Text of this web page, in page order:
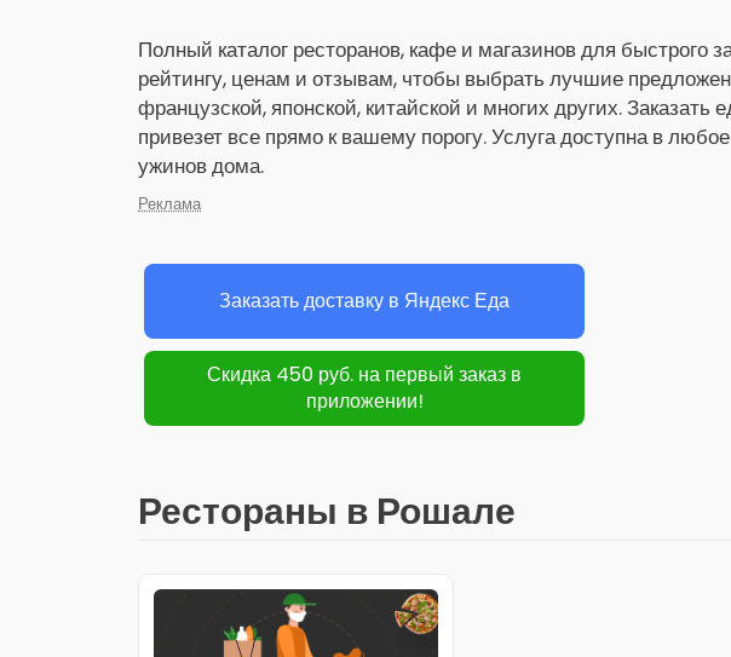
Полный каталог ресторанов, кафе и магазинов для быстрого
рейтингу, ценам и отзывам, чтобы выбрать лучшие
французской, японской, китайской и многих других.
привезет все прямо к вашему порогу. Услуга доступна в
ужинов дома.
Реклама
Заказать доставку в Яндекс Еда
Скидка 450 руб. на первый заказ в
приложении!
Рестораны в Рошале